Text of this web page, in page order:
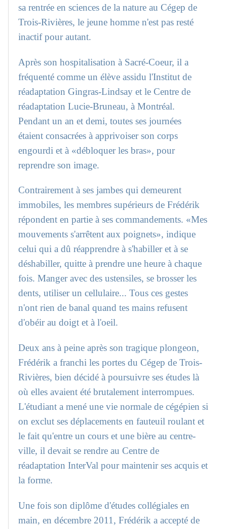
sa rentrée en sciences de la nature au Cégep de
Trois-Rivières, le jeune homme n'est pas resté
inactif pour autant.
Après son hospitalisation à Sacré-Coeur, il a
fréquenté comme un élève assidu l'Institut de
réadaptation Gingras-Lindsay et le Centre de
réadaptation Lucie-Bruneau, à Montréal.
Pendant un an et demi, toutes ses journées
étaient consacrées à apprivoiser son corps
engourdi et à «débloquer les bras», pour
reprendre son image.
Contrairement à ses jambes qui demeurent
immobiles, les membres supérieurs de Frédérik
répondent en partie à ses commandements. «Mes
mouvements s'arrêtent aux poignets», indique
celui qui a dû réapprendre à s'habiller et à se
déshabiller, quitte à prendre une heure à chaque
fois. Manger avec des ustensiles, se brosser les
dents, utiliser un cellulaire... Tous ces gestes
n'ont rien de banal quand tes mains refusent
d'obéir au doigt et à l'oeil.
Deux ans à peine après son tragique plongeon,
Frédérik a franchi les portes du Cégep de Trois-
Rivières, bien décidé à poursuivre ses études là
où elles avaient été brutalement interrompues.
L'étudiant a mené une vie normale de cégépien si
on exclut ses déplacements en fauteuil roulant et
le fait qu'entre un cours et une bière au centre-
ville, il devait se rendre au Centre de
réadaptation InterVal pour maintenir ses acquis et
la forme.
Une fois son diplôme d'études collégiales en
main, en décembre 2011, Frédérik a accepté de